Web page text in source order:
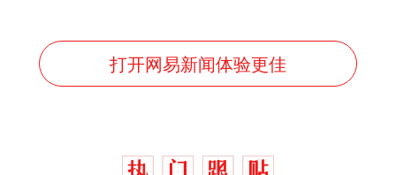
打开网易新闻体验更佳